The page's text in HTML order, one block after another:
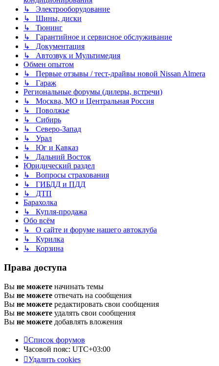
↳ Электрооборудование
↳ Шины, диски
↳ Тюнинг
↳ Гарантийное и сервисное обслуживание
↳ Документация
↳ Автозвук и Мультимедия
Обмен опытом
↳ Первые отзывы / тест-драйвы новой Nissan Almera
↳ Гараж
Региональные форумы (дилеры, встречи)
↳ Москва, МО и Центральная Россия
↳ Поволжье
↳ Сибирь
↳ Северо-Запад
↳ Урал
↳ Юг и Кавказ
↳ Дальний Восток
Юридический раздел
↳ Вопросы страхования
↳ ГИБДД и ПДД
↳ ДТП
Барахолка
↳ Купля-продажа
Обо всём
↳ О сайте и форуме нашего автоклуба
↳ Курилка
↳ Корзина
Права доступа
Вы не можете начинать темы
Вы не можете отвечать на сообщения
Вы не можете редактировать свои сообщения
Вы не можете удалять свои сообщения
Вы не можете добавлять вложения
Список форумов
Часовой пояс: UTC+03:00
Удалить cookies